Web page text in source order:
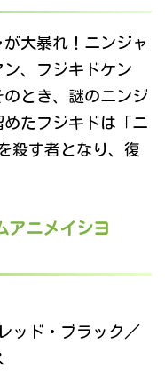
大暴れ！ニンジャ
、フジキドケン
とき、謎のニンジ
たフジキドは「ニ
殺す者となり、復
アニメイシヨ
ッド・ブラック／